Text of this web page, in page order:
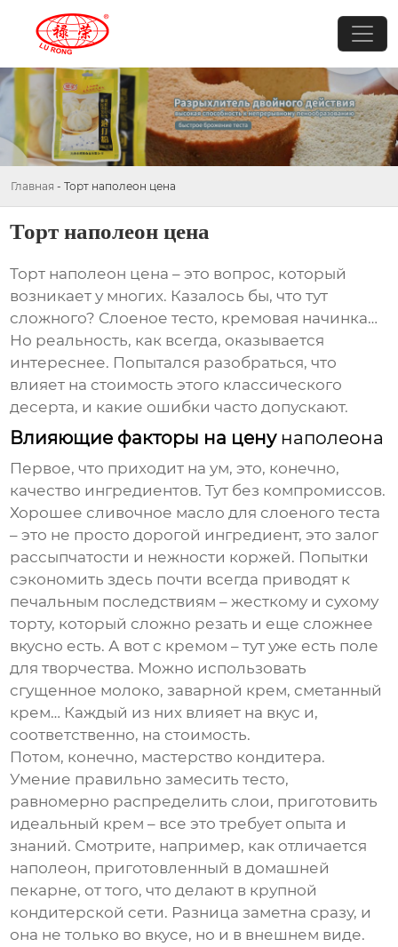
Главная - Торт наполеон цена
Торт наполеон цена
Торт наполеон цена – это вопрос, который
возникает у многих. Казалось бы, что тут
сложного? Слоеное тесто, кремовая начинка…
Но реальность, как всегда, оказывается
интереснее. Попытался разобраться, что
влияет на стоимость этого классического
десерта, и какие ошибки часто допускают.
Влияющие факторы на цену наполеона
Первое, что приходит на ум, это, конечно,
качество ингредиентов. Тут без компромиссов.
Хорошее сливочное масло для слоеного теста
– это не просто дорогой ингредиент, это залог
рассыпчатости и нежности коржей. Попытки
сэкономить здесь почти всегда приводят к
печальным последствиям – жесткому и сухому
торту, который сложно резать и еще сложнее
вкусно есть. А вот с кремом – тут уже есть поле
для творчества. Можно использовать
сгущенное молоко, заварной крем, сметанный
крем… Каждый из них влияет на вкус и,
соответственно, на стоимость.
Потом, конечно, мастерство кондитера.
Умение правильно замесить тесто,
равномерно распределить слои, приготовить
идеальный крем – все это требует опыта и
знаний. Смотрите, например, как отличается
наполеон, приготовленный в домашней
пекарне, от того, что делают в крупной
кондитерской сети. Разница заметна сразу, и
она не только во вкусе, но и в внешнем виде.